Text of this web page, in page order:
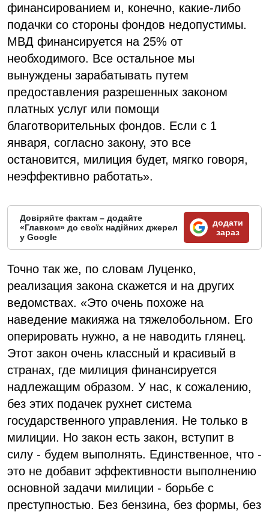
финансированием и, конечно, какие-либо
подачки со стороны фондов недопустимы.
МВД финансируется на 25% от
необходимого. Все остальное мы
вынуждены зарабатывать путем
предоставления разрешенных законом
платных услуг или помощи
благотворительных фондов. Если с 1
января, согласно закону, это все
остановится, милиция будет, мягко говоря,
неэффективно работать».
Довіряйте фактам – додайте
«Главком» до своїх надійних джерел
у Google
додати
зараз
Точно так же, по словам Луценко,
реализация закона скажется и на других
ведомствах. «Это очень похоже на
наведение макияжа на тяжелобольном. Его
оперировать нужно, а не наводить глянец.
Этот закон очень классный и красивый в
странах, где милиция финансируется
надлежащим образом. У нас, к сожалению,
без этих подачек рухнет система
государственного управления. Не только в
милиции. Но закон есть закон, вступит в
силу - будем выполнять. Единственное, что -
это не добавит эффективности выполнению
основной задачи милиции - борьбе с
преступностью. Без бензина, без формы, без